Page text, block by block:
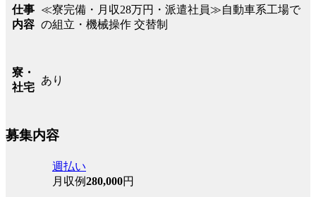
仕事
内容
≪寮完備・月収28万円・派遣社員≫自動車系工場で
の組立・機械操作 交替制
寮・
社宅
あり
募集内容
週払い
月収例280,000円